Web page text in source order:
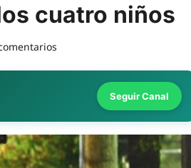
cuatro niños
Seguir Canal